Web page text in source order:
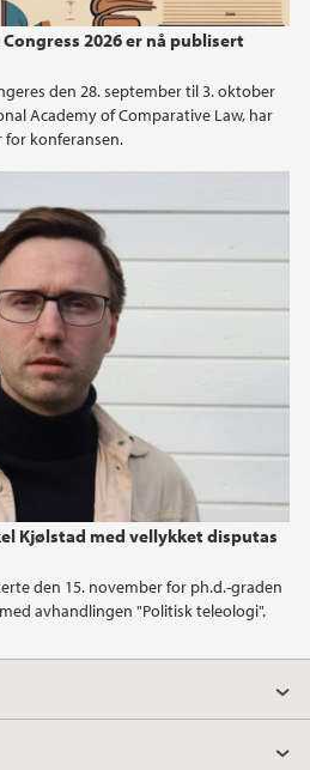
2026 er nå publisert
den 28. september til 3. oktober
Academy of Comparative Law, har
for konferansen.
Kjølstad med vellykket disputas
den 15. november for ph.d.-graden
avhandlingen "Politisk teleologi".